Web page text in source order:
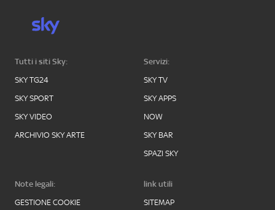
Tutti i siti Sky:
SKY TG24
SKY SPORT
SKY VIDEO
ARCHIVIO SKY ARTE
Servizi:
SKY TV
SKY APPS
NOW
SKY BAR
SPAZI SKY
Note legali:
GESTIONE COOKIE
link utili
SITEMAP